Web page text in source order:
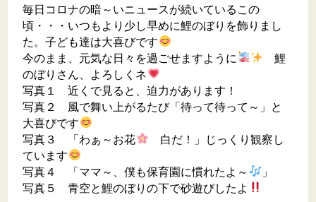
毎日コロナの暗～いニュースが続いているこの
頃・・・いつもより少し早めに鯉のぼりを飾りまし
た。子ども達は大喜びです
今のまま、元気な日々を過ごせますように
鯉
のぼりさん、よろしくネ
写真１ 近くで見ると、迫力があります！
写真２ 風で舞い上がるたび「待って待って～」と
大喜びです
写真３ 「わぁ～お花
白だ！」じっくり観察し
ています
写真４ 「ママ～、僕も保育園に慣れたよ～
」
写真５ 青空と鯉のぼりの下で砂遊びしたよ